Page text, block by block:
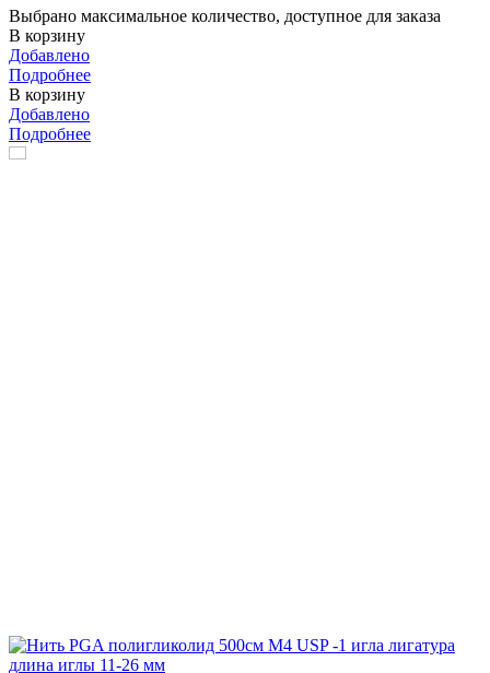
Выбрано максимальное количество, доступное для заказа
В корзину
Добавлено
Подробнее
В корзину
Добавлено
Подробнее